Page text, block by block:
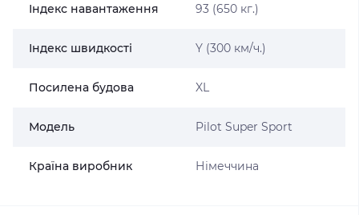
Індекс навантаження 93 (650 кг.)
Індекс швидкості Y (300 км/ч.)
Посилена будова XL
Модель Pilot Super Sport
Країна виробник Німеччина